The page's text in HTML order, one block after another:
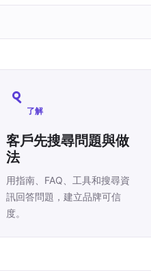
了解
客戶先搜尋問題與做
法
用指南、FAQ、工具和搜尋資
訊回答問題，建立品牌可信
度。